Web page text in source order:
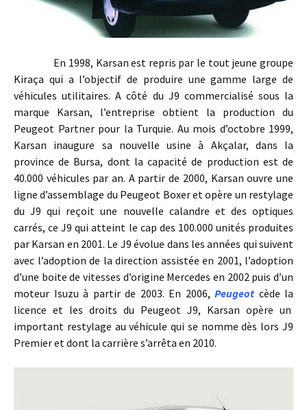
En 1998, Karsan est repris par le tout jeune groupe
Kiraça qui a l’objectif de produire une gamme large de
véhicules utilitaires. A côté du J9 commercialisé sous la
marque Karsan, l’entreprise obtient la production du
Peugeot Partner pour la Turquie. Au mois d’octobre 1999,
Karsan inaugure sa nouvelle usine à Akçalar, dans la
province de Bursa, dont la capacité de production est de
40.000 véhicules par an. A partir de 2000, Karsan ouvre une
ligne d’assemblage du Peugeot Boxer et opère un restylage
du J9 qui reçoit une nouvelle calandre et des optiques
carrés, ce J9 qui atteint le cap des 100.000 unités produites
par Karsan en 2001. Le J9 évolue dans les années qui suivent
avec l’adoption de la direction assistée en 2001, l’adoption
d’une boite de vitesses d’origine Mercedes en 2002 puis d’un
moteur Isuzu à partir de 2003. En 2006, Peugeot cède la
licence et les droits du Peugeot J9, Karsan opère un
important restylage au véhicule qui se nomme dès lors J9
Premier et dont la carrière s’arrêta en 2010.